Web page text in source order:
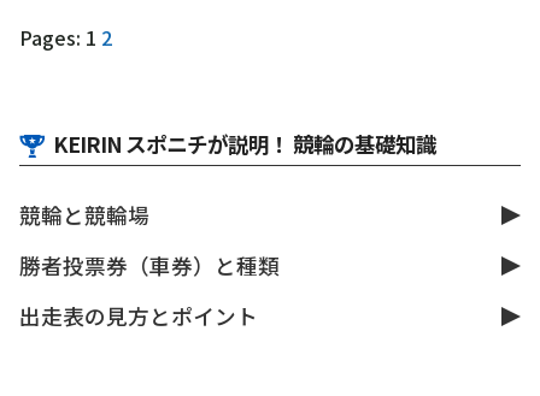
Pages: 1 2
KEIRIN スポニチが説明！ 競輪の基礎知識
競輪と競輪場
勝者投票券（車券）と種類
出走表の見方とポイント